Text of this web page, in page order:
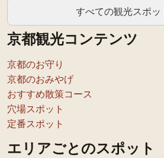
すべての観光スポッ
京都観光コンテンツ
京都のお守り
京都のおみやげ
おすすめ散策コース
穴場スポット
定番スポット
エリアごとのスポット